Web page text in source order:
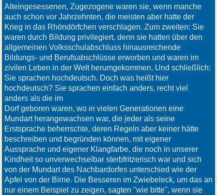
Alteingesessenen, Zugezogene waren sie, wenn manche
auch schon vor Jahrzehnten, die meisten aber hatte der
Krieg in das Rhöndörfchen verschlagen. Zum zweiten: Sie
waren durch Bildung privilegiert, denn sie hatten über den
allgemeinen Volksschulabschluss hinausreichende
Bildungs- und Berufsabschlüsse erworben und waren im
zivilen Leben in der Welt herumgekommen. Und schließlich:
Sie sprachen hochdeutsch. Doch was heißt hier
hochdeutsch? Sie sprachen einfach anders, recht viel
anders als die im
Dorf geboren waren, wo in vielen Generationen eine
Mundart herangewachsen war, die jeder als seine
Erstsprache beherrschte, deren Regeln aber keiner hätte
beschreiben und begründen können, mit eigener
Aussprache und eigener Klangfarbe, die noch in unserer
Kindheit so unverwechselbar sterbfritzerisch war und sich
von der Mundart des Nachbardorfes unterschied wie der
Apfel von der Birne. Die Besseren im Zwiebeleck, um das an
nur einem Beispiel zu zeigen, sagten "wie bitte", wenn sie